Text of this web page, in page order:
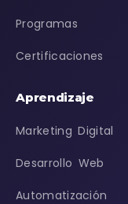
Programas
Certificaciones
Aprendizaje
Marketing Digital
Desarrollo Web
Automatización